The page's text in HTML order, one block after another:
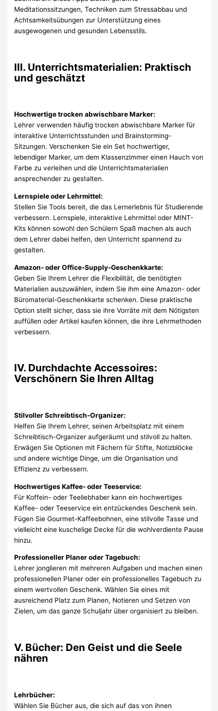
Meditationssitzungen, Techniken zum Stressabbau und
Achtsamkeitsübungen zur Unterstützung eines
ausgewogenen und gesunden Lebensstils.
III. Unterrichtsmaterialien: Praktisch
und geschätzt
Hochwertige trocken abwischbare Marker:
Lehrer verwenden häufig trocken abwischbare Marker für
interaktive Unterrichtsstunden und Brainstorming-
Sitzungen. Verschenken Sie ein Set hochwertiger,
lebendiger Marker, um dem Klassenzimmer einen Hauch von
Farbe zu verleihen und die Unterrichtsmaterialien
ansprechender zu gestalten.
Lernspiele oder Lehrmittel:
Stellen Sie Tools bereit, die das Lernerlebnis für Studierende
verbessern. Lernspiele, interaktive Lehrmittel oder MINT-
Kits können sowohl den Schülern Spaß machen als auch
dem Lehrer dabei helfen, den Unterricht spannend zu
gestalten.
Amazon- oder Office-Supply-Geschenkkarte:
Geben Sie Ihrem Lehrer die Flexibilität, die benötigten
Materialien auszuwählen, indem Sie ihm eine Amazon- oder
Büromaterial-Geschenkkarte schenken. Diese praktische
Option stellt sicher, dass sie ihre Vorräte mit dem Nötigsten
auffüllen oder Artikel kaufen können, die ihre Lehrmethoden
verbessern.
IV. Durchdachte Accessoires:
Verschönern Sie Ihren Alltag
Stilvoller Schreibtisch-Organizer:
Helfen Sie Ihrem Lehrer, seinen Arbeitsplatz mit einem
Schreibtisch-Organizer aufgeräumt und stilvoll zu halten.
Erwägen Sie Optionen mit Fächern für Stifte, Notizblöcke
und andere wichtige Dinge, um die Organisation und
Effizienz zu verbessern.
Hochwertiges Kaffee- oder Teeservice:
Für Koffein- oder Teeliebhaber kann ein hochwertiges
Kaffee- oder Teeservice ein entzückendes Geschenk sein.
Fügen Sie Gourmet-Kaffeebohnen, eine stilvolle Tasse und
vielleicht eine kuschelige Decke für die wohlverdiente Pause
hinzu.
Professioneller Planer oder Tagebuch:
Lehrer jonglieren mit mehreren Aufgaben und machen einen
professionellen Planer oder ein professionelles Tagebuch zu
einem wertvollen Geschenk. Wählen Sie eines mit
ausreichend Platz zum Planen, Notieren und Setzen von
Zielen, um das ganze Schuljahr über organisiert zu bleiben.
V. Bücher: Den Geist und die Seele
nähren
Lehrbücher:
Wählen Sie Bücher aus, die sich auf das von ihnen